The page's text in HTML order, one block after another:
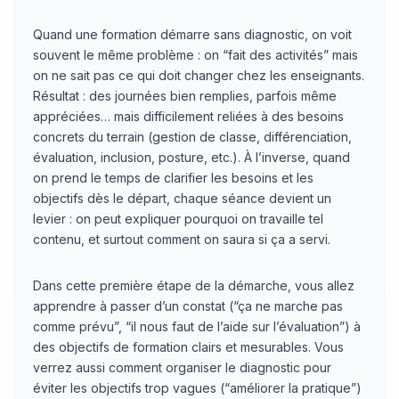
Quand une formation démarre sans diagnostic, on voit
souvent le même problème : on “fait des activités” mais
on ne sait pas ce qui doit changer chez les enseignants.
Résultat : des journées bien remplies, parfois même
appréciées… mais difficilement reliées à des besoins
concrets du terrain (gestion de classe, différenciation,
évaluation, inclusion, posture, etc.). À l’inverse, quand
on prend le temps de clarifier les besoins et les
objectifs dès le départ, chaque séance devient un
levier : on peut expliquer pourquoi on travaille tel
contenu, et surtout comment on saura si ça a servi.
Dans cette première étape de la démarche, vous allez
apprendre à passer d’un constat (“ça ne marche pas
comme prévu”, “il nous faut de l’aide sur l’évaluation”) à
des objectifs de formation clairs et mesurables. Vous
verrez aussi comment organiser le diagnostic pour
éviter les objectifs trop vagues (“améliorer la pratique”)